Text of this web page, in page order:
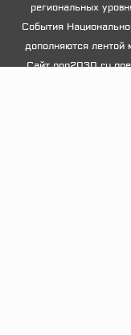
региональных
События
дополняются лентой
Сайт nop2030.ru